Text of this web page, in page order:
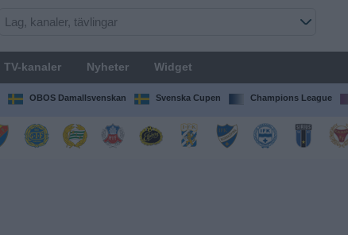
TV-kanaler Nyheter Widget
OBOS Damallsvenskan Svenska Cupen Champions League